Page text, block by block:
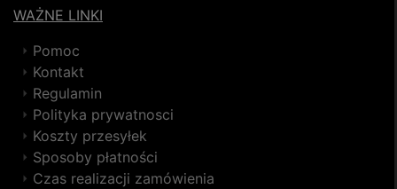
WAŻNE LINKI
Pomoc
Kontakt
Regulamin
Polityka prywatnosci
Koszty przesyłek
Sposoby płatności
Czas realizacji zamówienia